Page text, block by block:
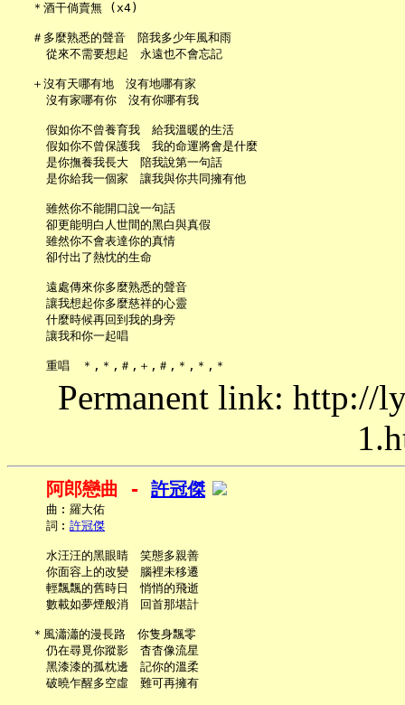
   ＊酒干倘賣無 (x4)
   ＃多麼熟悉的聲音　陪我多少年風和雨
     從來不需要想起　永遠也不會忘記
   ＋沒有天哪有地　沒有地哪有家
     沒有家哪有你　沒有你哪有我
     假如你不曾養育我　給我溫暖的生活
     假如你不曾保護我　我的命運將會是什麼
     是你撫養我長大　陪我說第一句話
     是你給我一個家　讓我與你共同擁有他
     雖然你不能開口說一句話
     卻更能明白人世間的黑白與真假
     雖然你不會表達你的真情
     卻付出了熱忱的生命
     遠處傳來你多麼熟悉的聲音
     讓我想起你多麼慈祥的心靈
     什麼時候再回到我的身旁
     讓我和你一起唱
Permanent link: http://
阿郎戀曲 - 許冠傑
     曲︰羅大佑
     詞︰
許冠傑
     水汪汪的黑眼睛　笑態多親善
     你面容上的改變　腦裡未移遷
     輕飄飄的舊時日　悄悄的飛逝
     數載如夢煙般消　回首那堪計
   ＊風瀟瀟的漫長路　你隻身飄零
     仍在尋覓你蹤影　杳杳像流星
     黑漆漆的孤枕邊　記你的溫柔
     破曉乍醒多空虛　難可再擁有